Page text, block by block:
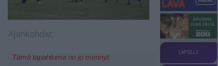
Tämä tapahtuma on jo mennyt
LAPSILLE